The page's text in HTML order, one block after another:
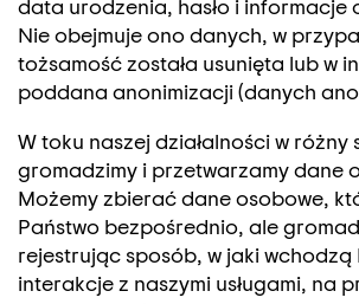
data urodzenia, hasło i informacje
Nie obejmuje ono danych, w
tożsamość została usunięta lub w
poddana anonimizacji (danych
W toku naszej działalności w różny
gromadzimy i przetwarzamy dane
Możemy zbierać dane osobowe,
Państwo bezpośrednio, ale
rejestrując sposób, w jaki wchodzą
interakcje z naszymi usługami, na